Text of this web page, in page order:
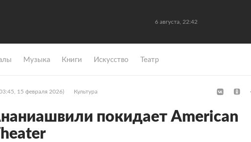
6 августа, 22:42
Музыка Книги Искусство Театр
15 февраля 2026) Культура
покидает American